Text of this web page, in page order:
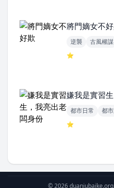
將門嫡女不
逆襲
古風權謀
⭐
嫌我是實習
都市日常
都
⭐
© 2026